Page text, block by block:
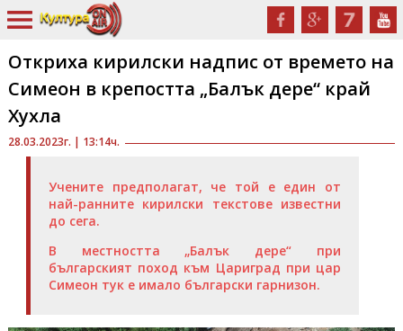
28.03.2023г. | 13:14ч.
Откриха кирилски надпис от времето на
Симеон в крепостта „Балък дере“ край
Хухла
Учените предполагат, че той е един от
най-ранните кирилски текстове известни
до сега.
В местността „Балък дере“ при
българският поход към Цариград при цар
Симеон тук е имало български гарнизон.